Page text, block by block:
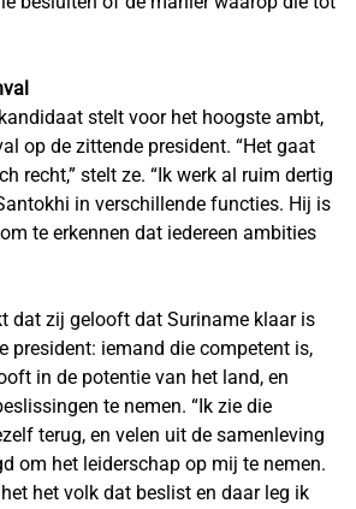
stelt voor het hoogste ambt,
op de zittende president. “Het gaat
recht,” stelt ze. “Ik werk al ruim dertig
in verschillende functies. Hij is
te erkennen dat iedereen ambities
dat zij gelooft dat Suriname klaar is
president: iemand die competent is,
in de potentie van het land, en
te nemen. “Ik zie die
terug, en velen uit de samenleving
om het leiderschap op mij te nemen.
het volk dat beslist en daar leg ik